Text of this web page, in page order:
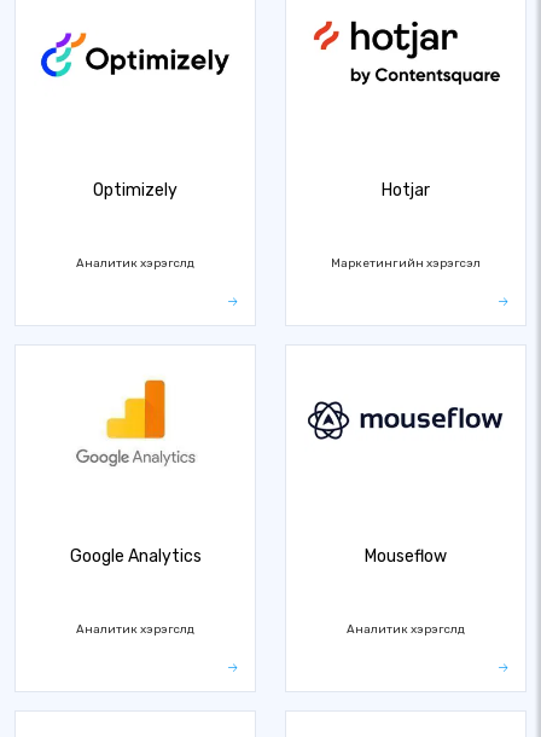
Optimizely
Аналитик хэрэгслүүд
Hotjar
Маркетингийн хэрэгсэл
Google Analytics
Аналитик хэрэгслүүд
Mouseflow
Аналитик хэрэгслүүд